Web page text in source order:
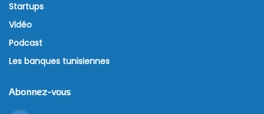
Startups
Vidéo
Podcast
Les banques tunisiennes
Abonnez-vous